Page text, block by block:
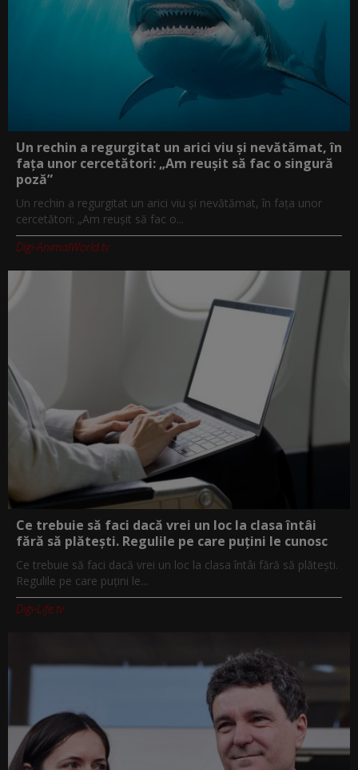
Un rechin a regurgitat un arici viu și nevătămat, în
fața unor cercetători: „Am reușit să fac o singură
poză”
Un rechin a regurgitat un arici viu și nevătămat, în fața unor
cercetători: „Am reușit să fac o...
Digi-AnimalWorld.tv
Ce trebuie să faci dacă vrei un loc la clasa întâi
fără să plătești. Regulile pe care puțini le cunosc
Ce trebuie să faci dacă vrei un loc la clasa întâi fără să plătești.
Regulile pe care puțini le...
Digi-Life.tv